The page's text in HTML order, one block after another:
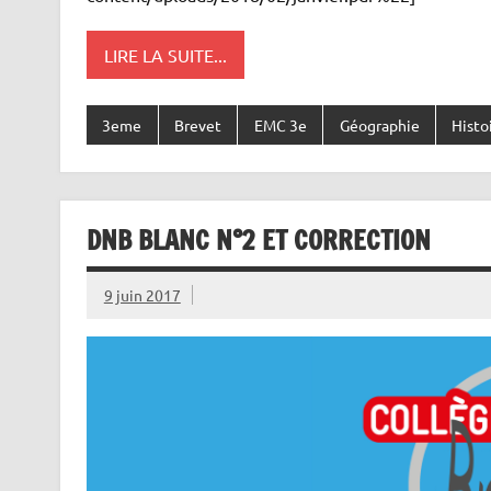
LIRE LA SUITE...
3eme Brevet EMC 3e Géographie
DNB BLANC N°2 ET CORRECTION
9 juin 2017